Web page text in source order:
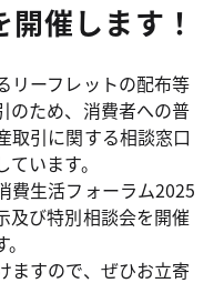
催します！
リーフレットの配布等
のため、消費者への普
取引に関する相談窓口
います。
費生活フォーラム2025
及び特別相談会を開催
ますので、ぜひお立寄